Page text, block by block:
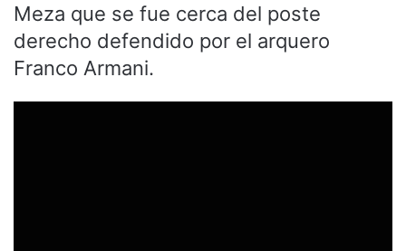
Meza que se fue cerca del poste
derecho defendido por el arquero
Franco Armani.